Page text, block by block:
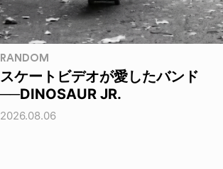
RANDOM
スケートビデオが愛したバンド
──DINOSAUR JR.
2026.08.06